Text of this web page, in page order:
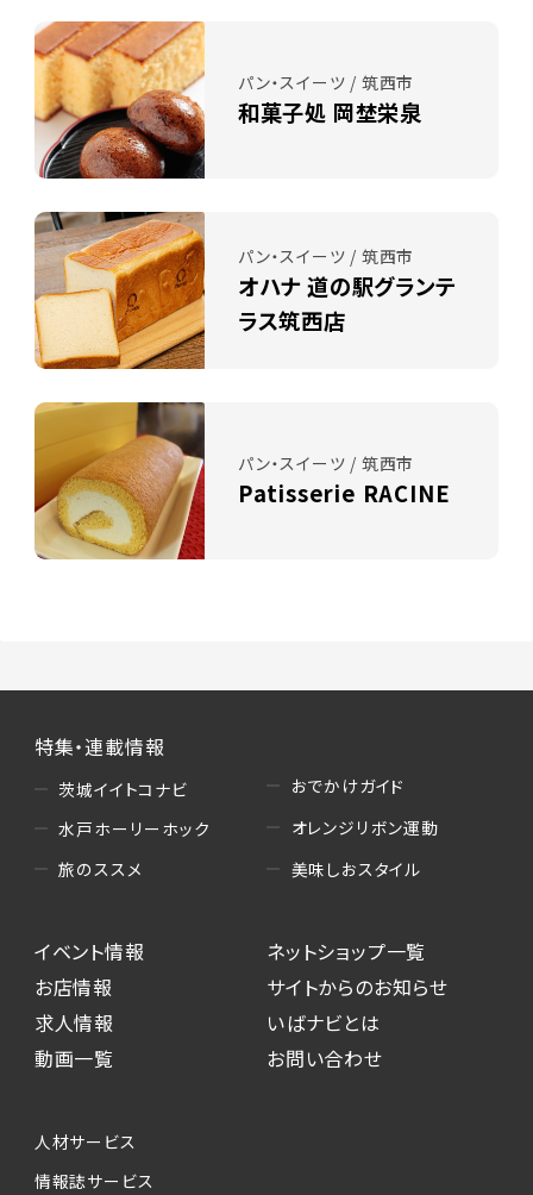
パン・スイーツ / 筑西市
和菓子処 岡埜栄泉
パン・スイーツ / 筑西市
オハナ 道の駅グランテ
ラス筑西店
パン・スイーツ / 筑西市
Patisserie RACINE
特集・連載情報
茨城イイトコナビ
水戸ホーリーホック
旅のススメ
おでかけガイド
オレンジリボン運動
美味しおスタイル
イベント情報
お店情報
求人情報
動画一覧
ネットショップ一覧
サイトからのお知らせ
いばナビとは
お問い合わせ
人材サービス
情報誌サービス